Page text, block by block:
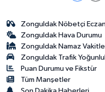
Zonguldak Nöbetçi
Zonguldak Hava Durumu
Zonguldak Namaz
Zonguldak Trafik
Puan Durumu ve Fikstür
Tüm Manşetler